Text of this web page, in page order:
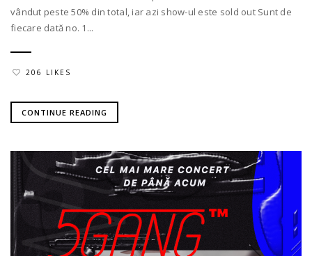
vândut peste 50% din total, iar azi show-ul este sold out Sunt de
fiecare dată no. 1...
206 LIKES
CONTINUE READING